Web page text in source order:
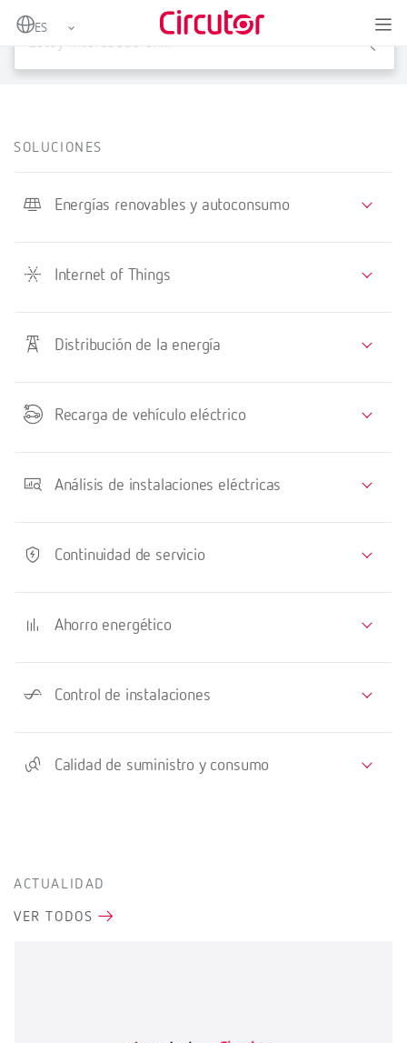
SOLUCIONES
Energías renovables y autoconsumo
Internet of Things
Distribución de la energía
Recarga de vehículo eléctrico
Análisis de instalaciones eléctricas
Continuidad de servicio
Ahorro energético
Control de instalaciones
Calidad de suministro y consumo
ACTUALIDAD
VER TODOS